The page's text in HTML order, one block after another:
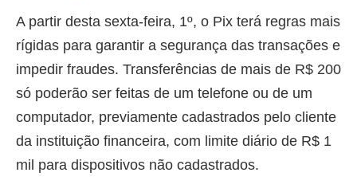
A partir desta sexta-feira, 1º, o Pix terá regras mais
rígidas para garantir a segurança das transações e
impedir fraudes. Transferências de mais de R$ 200
só poderão ser feitas de um telefone ou de um
computador, previamente cadastrados pelo cliente
da instituição financeira, com limite diário de R$ 1
mil para dispositivos não cadastrados.